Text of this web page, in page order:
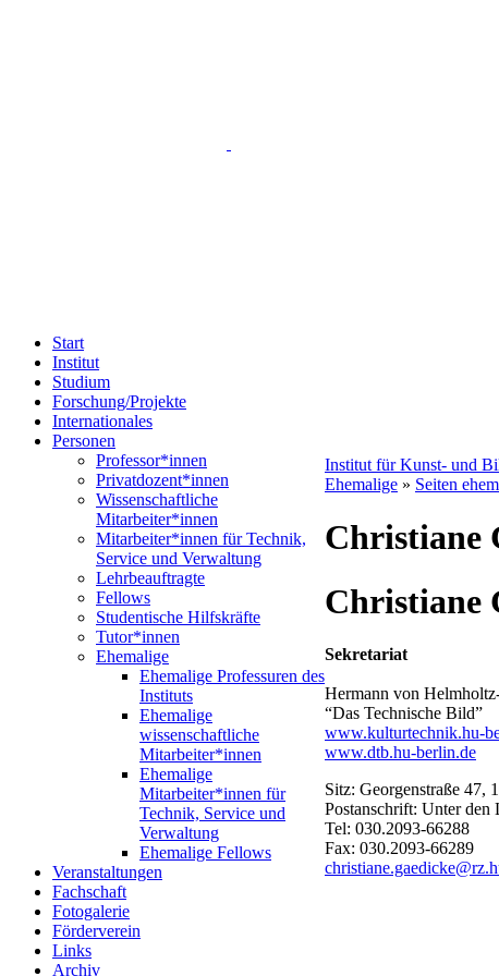
Start
Institut
Studium
Forschung/Projekte
Internationales
Personen
Professor*innen
Privatdozent*innen
Wissenschaftliche
Mitarbeiter*innen
Mitarbeiter*innen für Technik,
Service und Verwaltung
Lehrbeauftragte
Fellows
Studentische Hilfskräfte
Tutor*innen
Ehemalige
Ehemalige Professuren des
Instituts
Ehemalige
wissenschaftliche
Mitarbeiter*innen
Ehemalige
Mitarbeiter*innen für
Technik, Service und
Verwaltung
Ehemalige Fellows
Veranstaltungen
Fachschaft
Fotogalerie
Förderverein
Links
Archiv
Institut für Kunst- und
Ehemalige » Seiten
Christiane
Christiane
Sekretariat
Hermann von
“Das Technische Bild”
www.kulturtechnik.hu-
www.dtb.hu-berlin.de
Sitz: Georgenstraße 47,
Postanschrift: Unter
Tel: 030.2093-66288
Fax: 030.2093-66289